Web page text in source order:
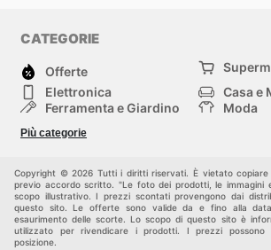
CATEGORIE
Offerte
Elettronica
Casa e
Ferramenta e Giardino
Moda
Bambini e Neonati
Più categorie
Copyright © 2026 Tutti i diritti riservati. È vietato
previo accordo scritto. "Le foto dei prodotti, le immagini
scopo illustrativo. I prezzi scontati provengono dai
questo sito. Le offerte sono valide da e fino alla
esaurimento delle scorte. Lo scopo di questo sito è
utilizzato per rivendicare i prodotti. I prezzi possono
posizione.